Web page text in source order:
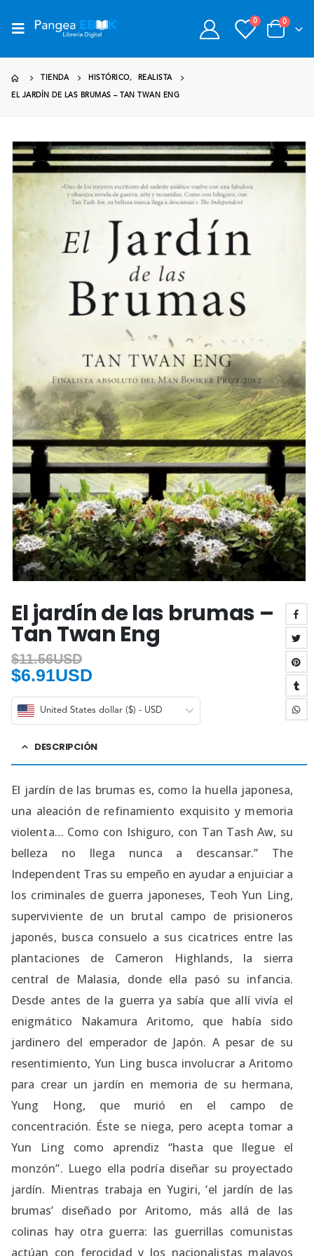
0 0
TIENDA HISTÓRICO, REALISTA
EL JARDÍN DE LAS BRUMAS – TAN TWAN ENG
El jardín de las brumas –
Tan Twan Eng
$11.56USD
$6.91USD
United States dollar ($) - USD
DESCRIPCIÓN
El jardín de las brumas es, como la huella japonesa,
una aleación de refinamiento exquisito y memoria
violenta… Como con Ishiguro, con Tan Tash Aw, su
belleza no llega nunca a descansar.” The
Independent Tras su empeño en ayudar a enjuiciar a
los criminales de guerra japoneses, Teoh Yun Ling,
superviviente de un brutal campo de prisioneros
japonés, busca consuelo a sus cicatrices entre las
plantaciones de Cameron Highlands, la sierra
central de Malasia, donde ella pasó su infancia.
Desde antes de la guerra ya sabía que allí vivía el
enigmático Nakamura Aritomo, que había sido
jardinero del emperador de Japón. A pesar de su
resentimiento, Yun Ling busca involucrar a Aritomo
para crear un jardín en memoria de su hermana,
Yung Hong, que murió en el campo de
concentración. Éste se niega, pero acepta tomar a
Yun Ling como aprendiz “hasta que llegue el
monzón”. Luego ella podría diseñar su proyectado
jardín. Mientras trabaja en Yugiri, ‘el jardín de las
brumas’ diseñado por Aritomo, más allá de las
colinas hay otra guerra: las guerrillas comunistas
actúan con ferocidad y los nacionalistas malayos